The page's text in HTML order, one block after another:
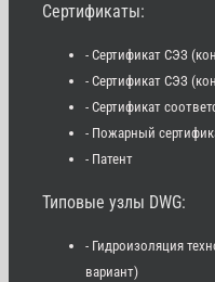
Сертификаты:
- Сертификат СЭЗ
- Сертификат СЭЗ
- Сертификат
- Пожарный
- Патент
Типовые узлы DWG:
- Гидроизоляция
вариант)